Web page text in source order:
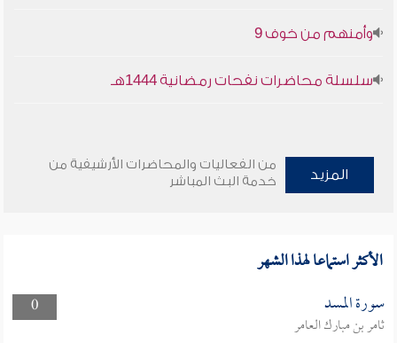
وأمنهم من خوف 9
سلسلة محاضرات نفحات رمضانية 1444هـ
المزيد
من الفعاليات والمحاضرات الأرشيفية من
خدمة البث المباشر
الأكثر استماعا لهذا الشهر
0 سورة المسد
ثامر بن مبارك العامر